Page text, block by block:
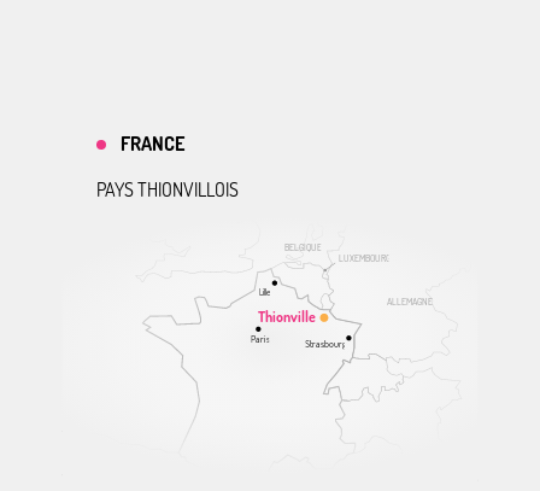
ALLEMAGNE
BELGIQUE
LUXEMBOURG
Thionville
Lille
Paris Strasbourg
FRANCE
PAYS THIONVILLOIS